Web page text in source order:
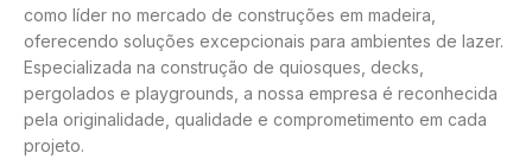
como líder no mercado de construções em madeira,
oferecendo soluções excepcionais para ambientes de lazer.
Especializada na construção de quiosques, decks,
pergolados e playgrounds, a nossa empresa é reconhecida
pela originalidade, qualidade e comprometimento em cada
projeto.